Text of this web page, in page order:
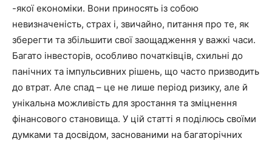
-якої економіки. Вони приносять із собою
невизначеність, страх і, звичайно, питання про те, як
зберегти та збільшити свої заощадження у важкі часи.
Багато інвесторів, особливо початківців, схильні до
панічних та імпульсивних рішень, що часто призводить
до втрат. Але спад – це не лише період ризику, але й
унікальна можливість для зростання та зміцнення
фінансового становища. У цій статті я поділюсь своїми
думками та досвідом, заснованими на багаторічних